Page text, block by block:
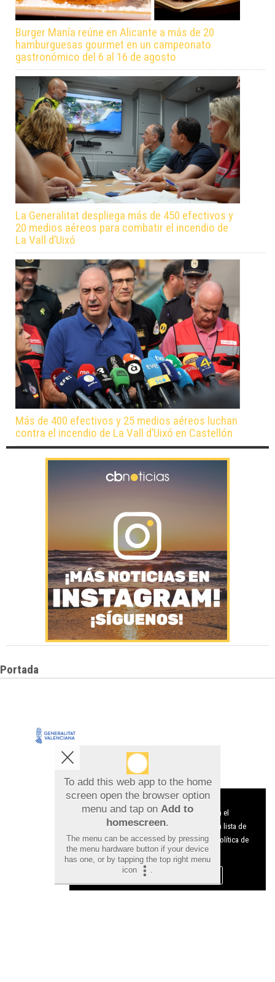
Burger Manía reúne en Alicante a más de 20
hamburguesas gourmet en un campeonato
gastronómico del 6 al 16 de agosto
La Generalitat despliega más de 450 efectivos y
20 medios aéreos para combatir el incendio de
La Vall d’Uixó
Más de 400 efectivos y 25 medios aéreos luchan
contra el incendio de La Vall d’Uixó en Castellón
Portada
Las mejores calas de Alicante
para disfrutar del verano en la
To add this web app to the home
screen open the browser option
menu and tap on Add to
homescreen.
The menu can be accessed by pressing
the menu hardware button if your device
has one, or by tapping the top right menu
icon
.
Aviso sobre el Uso de cookies:
Utilizamos cookies nuestras y de terceros para el
funcionamiento del digital. Puedes consultar la lista de
cookies y como desconectarlas. Ver nuestra Política de
Privacidad y Cookies
Aceptar Cookies